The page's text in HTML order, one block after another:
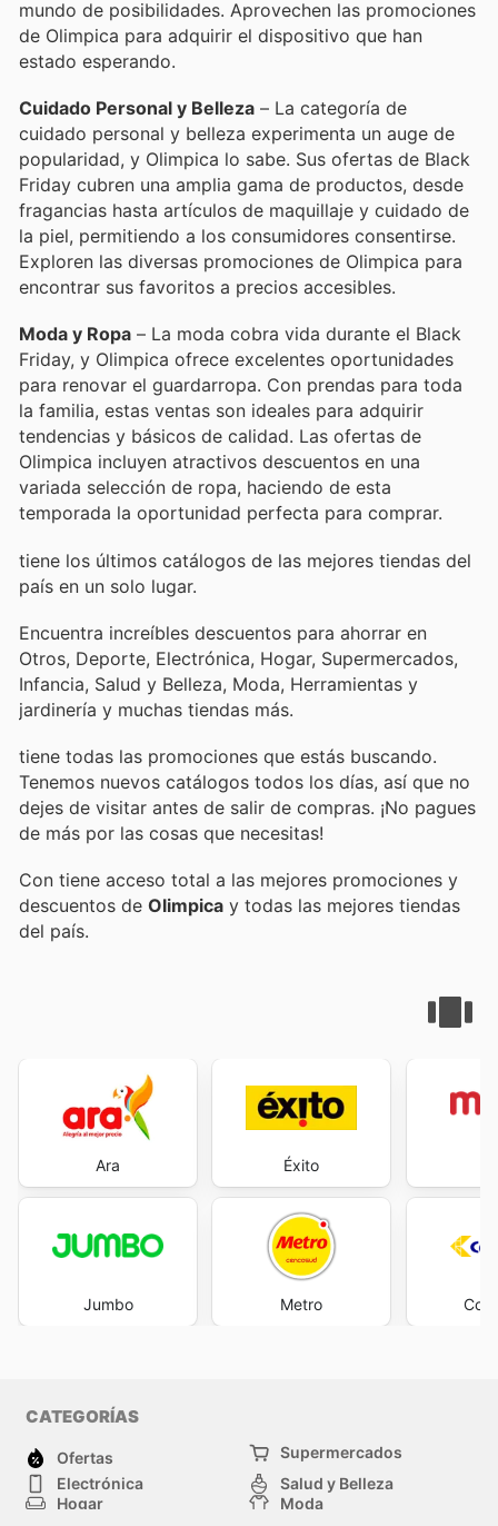
mundo de posibilidades. Aprovechen las promociones
de Olimpica para adquirir el dispositivo que han
estado esperando.
Cuidado Personal y Belleza – La categoría de
cuidado personal y belleza experimenta un auge de
popularidad, y Olimpica lo sabe. Sus ofertas de Black
Friday cubren una amplia gama de productos, desde
fragancias hasta artículos de maquillaje y cuidado de
la piel, permitiendo a los consumidores consentirse.
Exploren las diversas promociones de Olimpica para
encontrar sus favoritos a precios accesibles.
Moda y Ropa – La moda cobra vida durante el Black
Friday, y Olimpica ofrece excelentes oportunidades
para renovar el guardarropa. Con prendas para toda
la familia, estas ventas son ideales para adquirir
tendencias y básicos de calidad. Las ofertas de
Olimpica incluyen atractivos descuentos en una
variada selección de ropa, haciendo de esta
temporada la oportunidad perfecta para comprar.
tiene los últimos catálogos de las mejores tiendas del
país en un solo lugar.
Encuentra increíbles descuentos para ahorrar en
Otros, Deporte, Electrónica, Hogar, Supermercados,
Infancia, Salud y Belleza, Moda, Herramientas y
jardinería y muchas tiendas más.
tiene todas las promociones que estás buscando.
Tenemos nuevos catálogos todos los días, así que no
dejes de visitar antes de salir de compras. ¡No pagues
de más por las cosas que necesitas!
Con tiene acceso total a las mejores promociones y
descuentos de Olimpica y todas las mejores tiendas
del país.
Ara
Jumbo
Éxito
Metro
CATEGORÍAS
Ofertas
Supermercados
Electrónica
Salud y Belleza
Hogar
Moda